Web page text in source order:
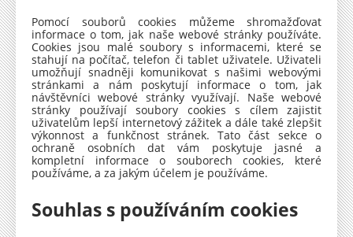
Pomocí souborů cookies můžeme shromažďovat
informace o tom, jak naše webové stránky používáte.
Cookies jsou malé soubory s informacemi, které se
stahují na počítač, telefon či tablet uživatele. Uživateli
umožňují snadněji komunikovat s našimi webovými
stránkami a nám poskytují informace o tom, jak
návštěvníci webové stránky využívají. Naše webové
stránky používají soubory cookies s cílem zajistit
uživatelům lepší internetový zážitek a dále také zlepšit
výkonnost a funkčnost stránek. Tato část sekce o
ochraně osobních dat vám poskytuje jasné a
kompletní informace o souborech cookies, které
používáme, a za jakým účelem je používáme.
Souhlas s používáním cookies